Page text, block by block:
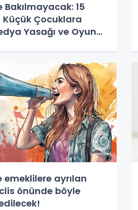
Bakılmayacak: 15
Küçük Çocuklara
Yasağı ve Oyun
emeklilere ayrılan
önünde böyle